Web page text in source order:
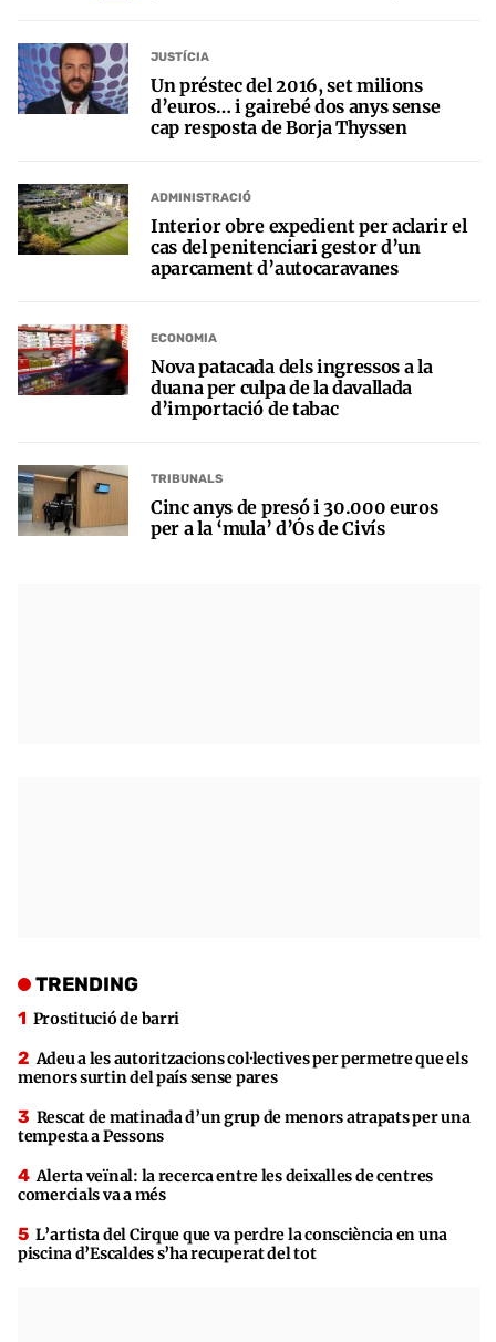
JUSTÍCIA
Un préstec del 2016, set milions
d’euros… i gairebé dos anys sense
cap resposta de Borja Thyssen
ADMINISTRACIÓ
Interior obre expedient per aclarir el
cas del penitenciari gestor d’un
aparcament d’autocaravanes
ECONOMIA
Nova patacada dels ingressos a la
duana per culpa de la davallada
d’importació de tabac
TRIBUNALS
Cinc anys de presó i 30.000 euros
per a la ‘mula’ d’Ós de Civís
TRENDING
Prostitució de barri
Adeu a les autoritzacions col·lectives per permetre que els
menors surtin del país sense pares
Rescat de matinada d’un grup de menors atrapats per una
tempesta a Pessons
Alerta veïnal: la recerca entre les deixalles de centres
comercials va a més
L’artista del Cirque que va perdre la consciència en una
piscina d’Escaldes s’ha recuperat del tot